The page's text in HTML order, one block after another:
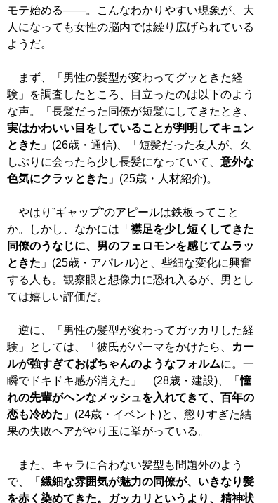
モテ始める――。こんなわかりやすい現象が、大
人になっても女性の脳内では繰り広げられている
ようだ。
まず、「男性の髪型が変わってグッときた経
験」を調査したところ、目立ったのは以下のよう
な声。「長髪だった同僚が短髪にしてきたとき、
実はかわいい目をしていることが判明してキュン
ときた 」(26歳・通信)、「短髪だった友人が、久
しぶりに会ったら少し長髪になっていて、 意外な
色気にクラッときた 」(25歳・人材紹介)。
やはり”ギャップ”のアピールは鉄板ってこと
か。しかし、なかには「 襟足を少し短くしてきた
同僚のうなじに、男のフェロモンを感じてムラッ
ときた 」(25歳・アパレル)と、些細な変化に興奮
する人も。観察眼と想像力に恐れ入るが、男とし
ては嬉しい評価だ。
逆に、「男性の髪型が変わってガッカリした経
験」としては、「彼氏がパーマをかけたら、
カー
ルが強すぎておばちゃんのようなフォルムに。一
瞬でドキドキ感が消えた」 (28歳・建設)、「憧
れの先輩がヘンなメッシュを入れてきて、百年の
恋も冷めた 」(24歳・イベント)と、懲りすぎた結
果の失敗ヘアがやり玉に挙がっている。
また、キャラに合わない髪型も問題外のよう
で、「 繊細な雰囲気が魅力の同僚が、いきなり髪
を赤く染めてきた。ガッカリというより、精神状